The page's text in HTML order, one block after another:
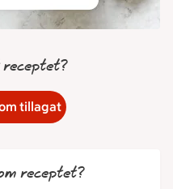
tillagat
receptet?